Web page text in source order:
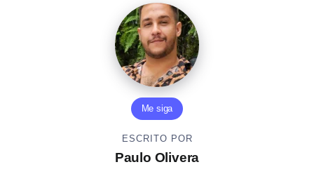
Me siga
ESCRITO POR
Paulo Olivera